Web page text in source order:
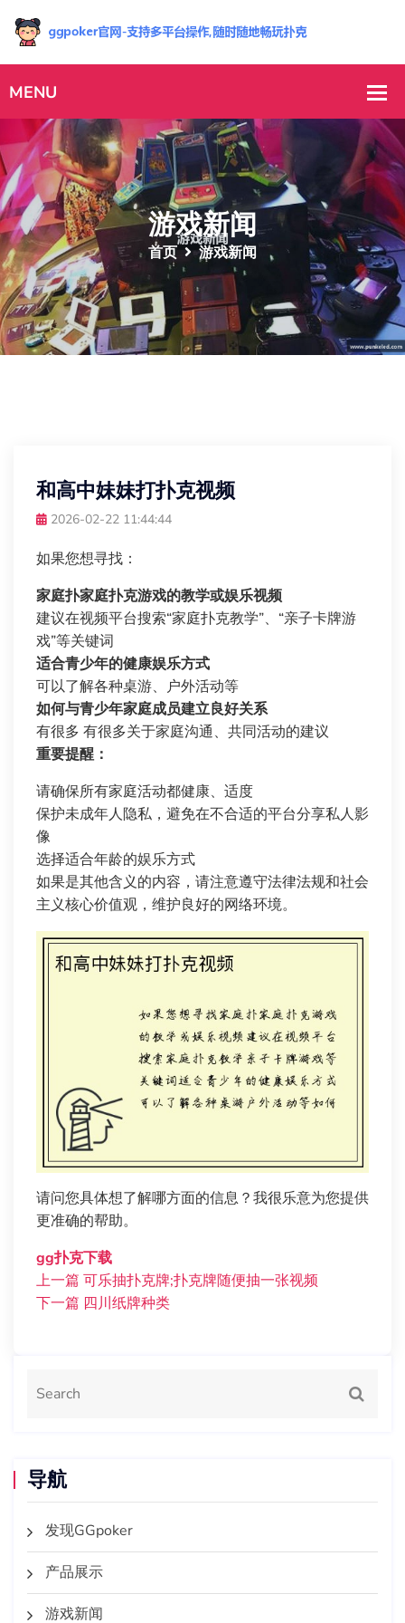
游戏新闻
首页 游戏新闻
和高中妹妹打扑克视频
2026-02-22 11:44:44
如果您想寻找：
家庭扑家庭扑克游戏的教学或娱乐视频
建议在视频平台搜索“家庭扑克教学”、“亲子卡牌游
戏”等关键词
适合青少年的健康娱乐方式
可以了解各种桌游、户外活动等
如何与青少年家庭成员建立良好关系
有很多 有很多关于家庭沟通、共同活动的建议
重要提醒：
请确保所有家庭活动都健康、适度
保护未成年人隐私，避免在不合适的平台分享私人影
像
选择适合年龄的娱乐方式
如果是其他含义的内容，请注意遵守法律法规和社会
主义核心价值观，维护良好的网络环境。
请问您具体想了解哪方面的信息？我很乐意为您提供
更准确的帮助。
gg扑克下载
上一篇 可乐抽扑克牌;扑克牌随便抽一张视频
下一篇 四川纸牌种类
导航
发现GGpoker
产品展示
游戏新闻